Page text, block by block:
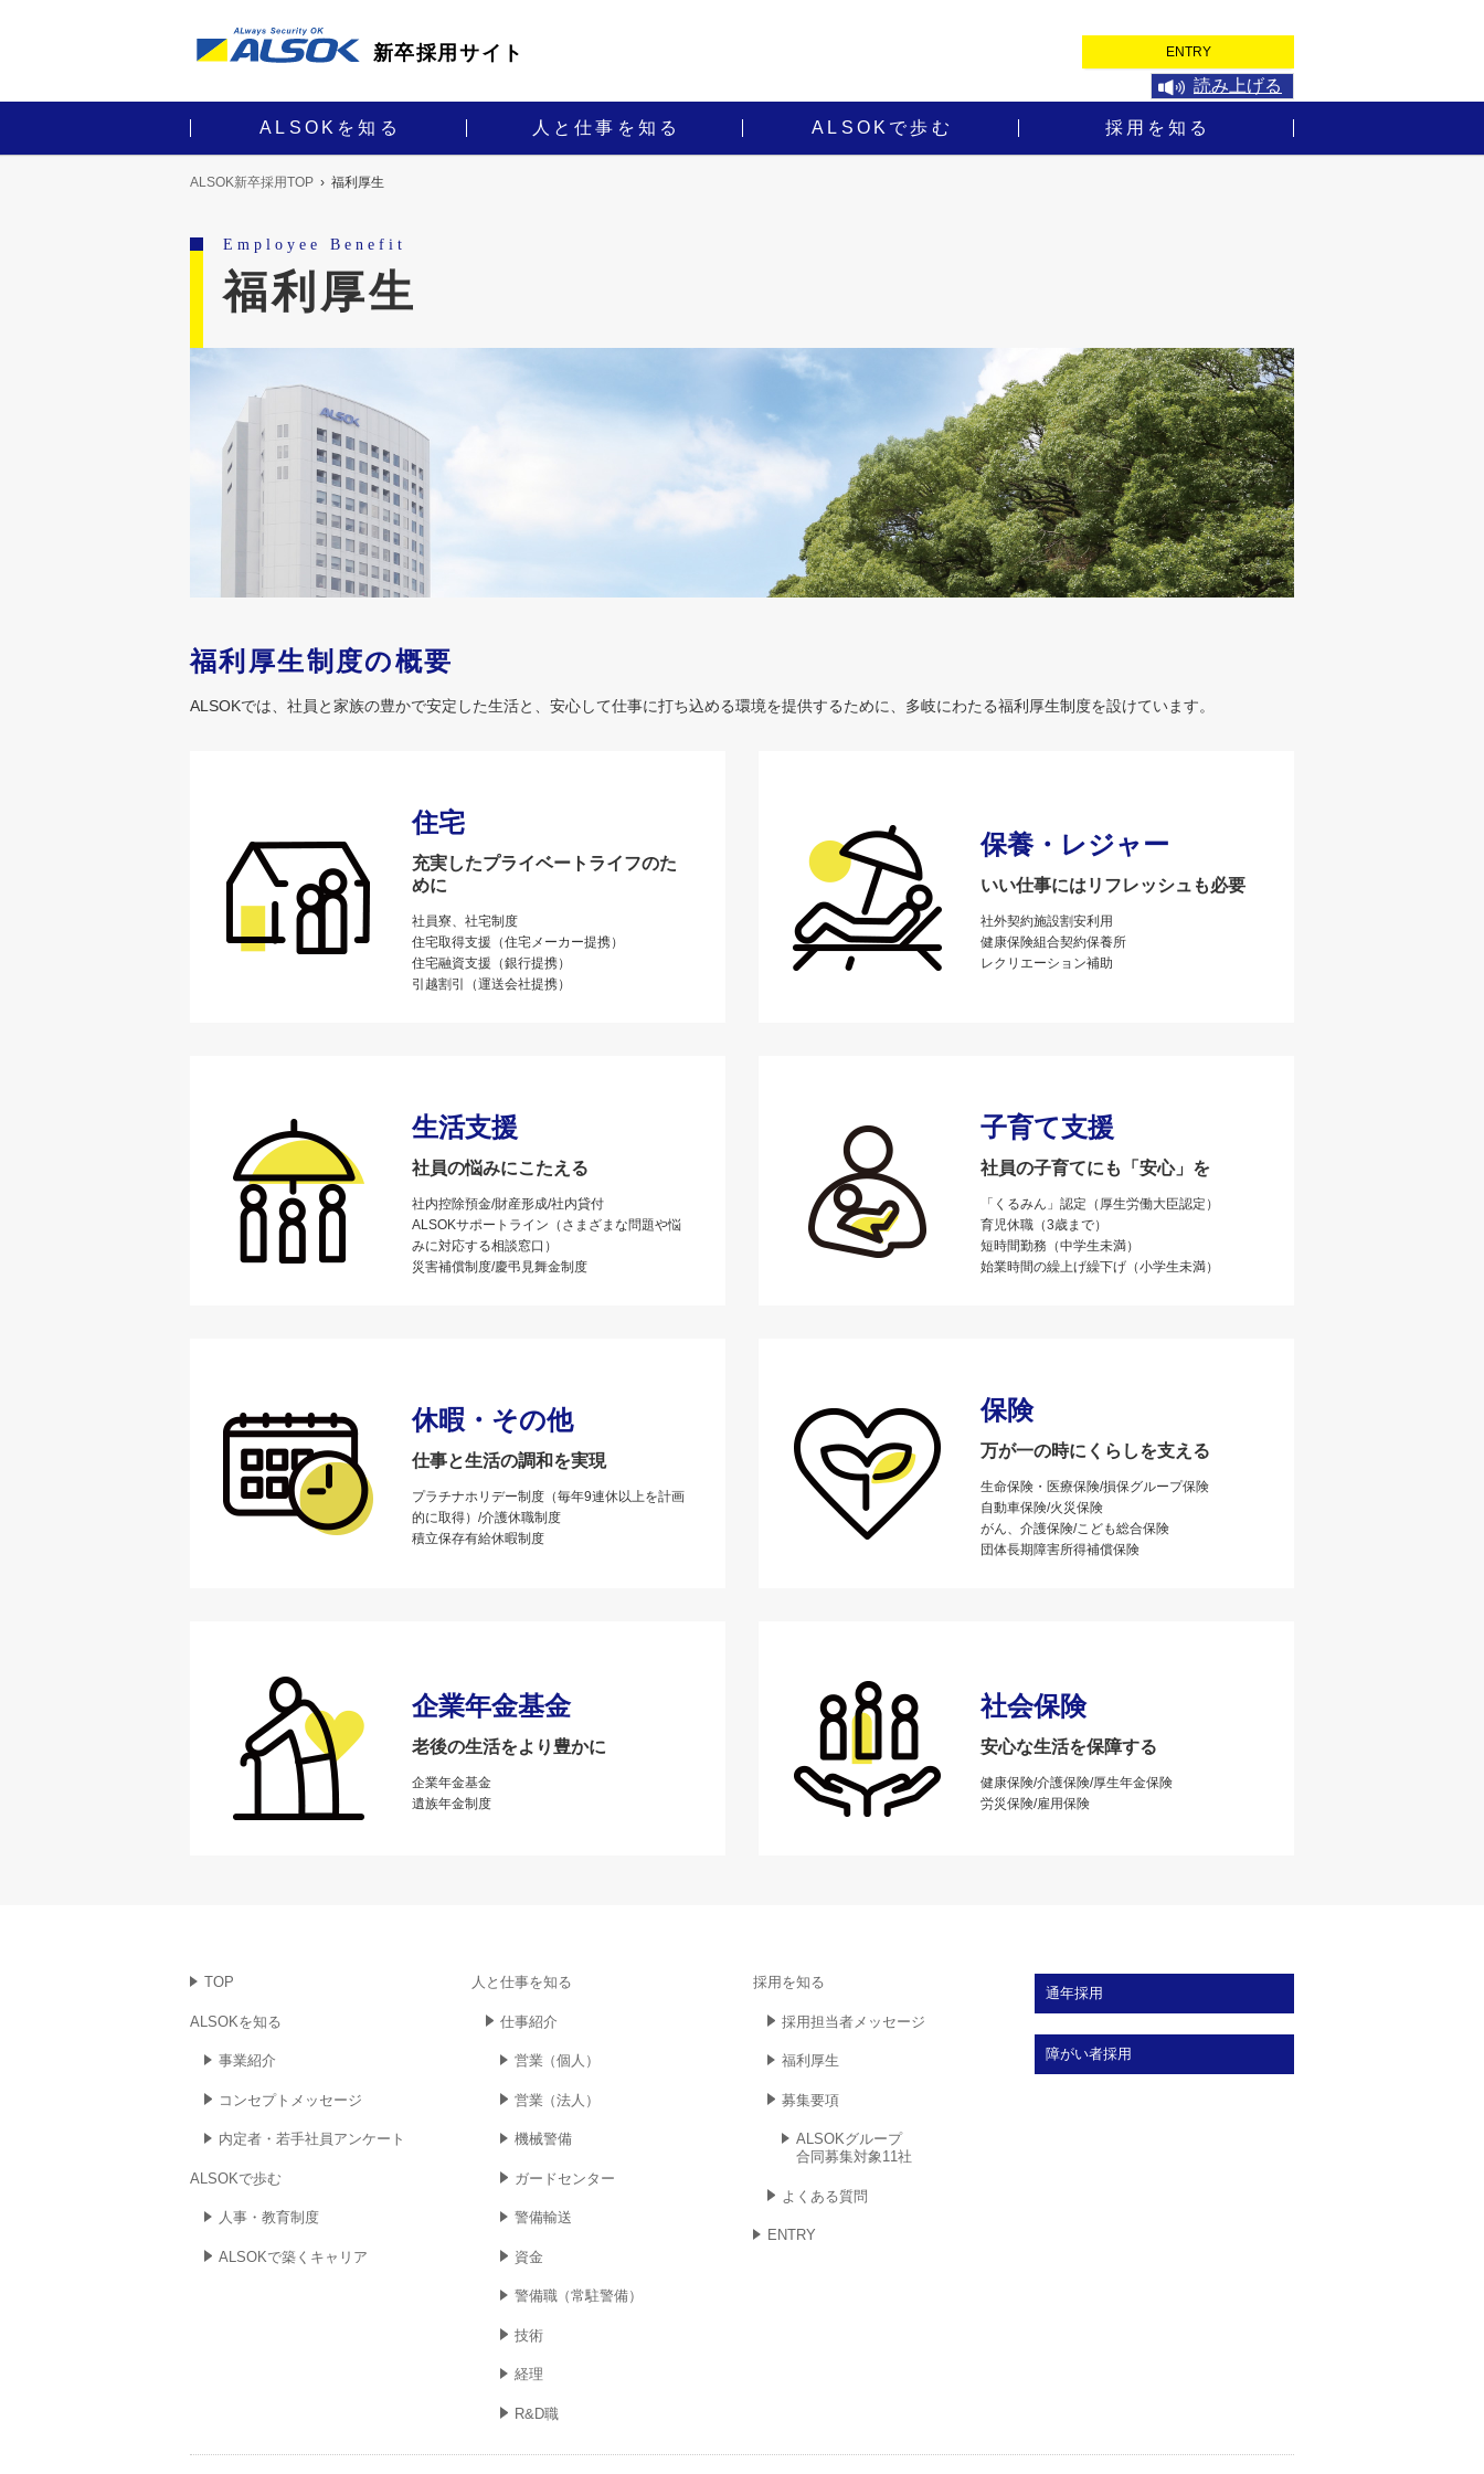
新卒採用サイト
読み上げる
ALSOKを知る
ALSOKを知る
About us
人と仕事を知る
人と仕事を知る
Works
ALSOKで歩む
ALSOKで歩む
Career
採用を知る
採用を知る
Recruit
ALSOKグループ
合同募集対象11社
ENTRY
ALSOK新卒採用TOP 福利厚生
福利厚生
Employee Benefit
福利厚生制度の概要
ALSOKでは、社員と家族の豊かで安定した生活と、安心して仕事に打ち込める環境を提供するために、多岐にわたる福利厚生制度を設けています。
住宅
充実したプライベートライフのた
めに
社員寮、社宅制度
住宅取得支援（住宅メーカー提携）
住宅融資支援（銀行提携）
引越割引（運送会社提携）
保養・レジャー
いい仕事にはリフレッシュも必要
社外契約施設割安利用
健康保険組合契約保養所
レクリエーション補助
生活支援
社員の悩みにこたえる
社内控除預金/財産形成/社内貸付
ALSOKサポートライン（さまざまな問題や悩
みに対応する相談窓口）
災害補償制度/慶弔見舞金制度
子育て支援
社員の子育てにも「安心」を
「くるみん」認定（厚生労働大臣認定）
育児休職（3歳まで）
短時間勤務（中学生未満）
始業時間の繰上げ繰下げ（小学生未満）
休暇・その他
仕事と生活の調和を実現
プラチナホリデー制度（毎年9連休以上を計画
的に取得）/介護休職制度
積立保存有給休暇制度
保険
万が一の時にくらしを支える
生命保険・医療保険/損保グループ保険
自動車保険/火災保険
がん、介護保険/こども総合保険
団体長期障害所得補償保険
企業年金基金
老後の生活をより豊かに
企業年金基金
遺族年金制度
社会保険
安心な生活を保障する
健康保険/介護保険/厚生年金保険
労災保険/雇用保険
TOP
ALSOKを知る
事業紹介
コンセプト メッセージ
内定者・若手社員 アンケート
ALSOKで歩む
人事・教育制度
ALSOKで築く キャリア
人と仕事を知る
仕事紹介
営業（個人）
営業（法人）
機械警備
ガードセンター
警備輸送
資金
警備職（常駐警備）
技術
経理
R&D職
採用を知る
採用担当者 メッセージ
福利厚生
募集要項
ALSOKグループ
合同募集対象11社
よくある質問
ENTRY
通年採用
障がい者採用